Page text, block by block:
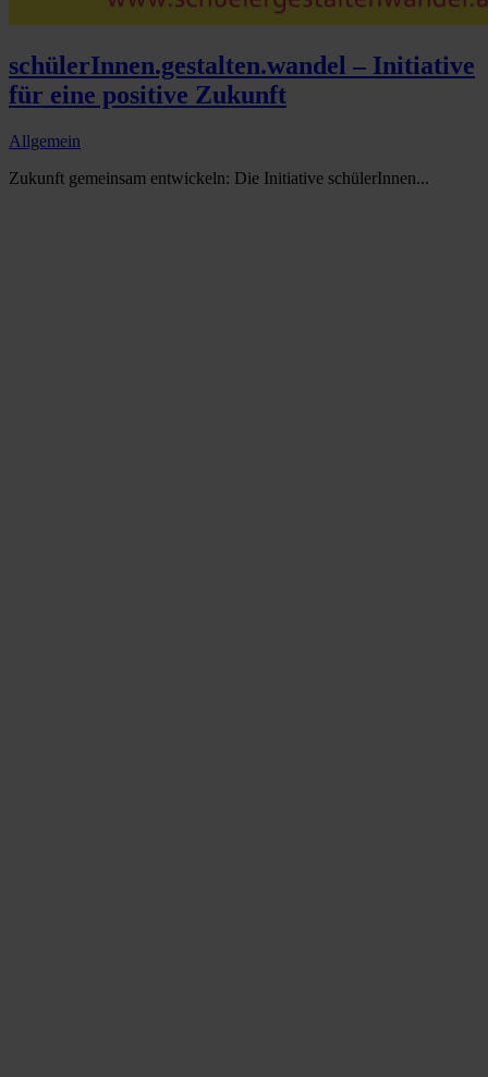
schülerInnen.gestalten.wandel – Initiative
für eine positive Zukunft
Allgemein
Zukunft gemeinsam entwickeln: Die Initiative schülerInnen...